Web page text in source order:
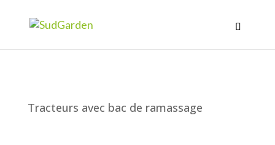
Tracteurs avec bac de ramassage